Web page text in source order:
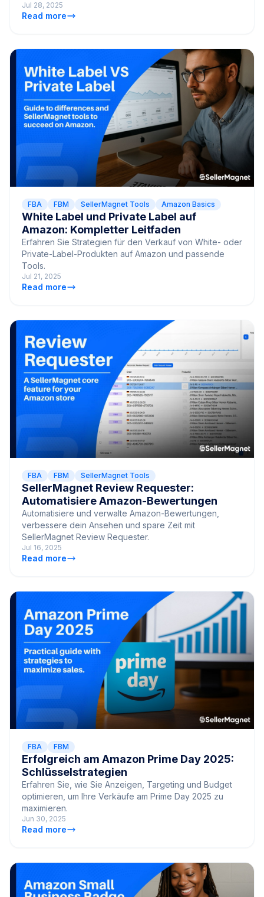
Jul 28, 2025
Read more
FBA FBM SellerMagnet Tools Amazon Basics
White Label und Private Label auf
Amazon: Kompletter Leitfaden
Erfahren Sie Strategien für den Verkauf von White- oder
Private-Label-Produkten auf Amazon und passende
Tools.
Jul 21, 2025
Read more
FBA FBM SellerMagnet Tools
SellerMagnet Review Requester:
Automatisiere Amazon-Bewertungen
Automatisiere und verwalte Amazon-Bewertungen,
verbessere dein Ansehen und spare Zeit mit
SellerMagnet Review Requester.
Jul 16, 2025
Read more
FBA FBM
Erfolgreich am Amazon Prime Day 2025:
Schlüsselstrategien
Erfahren Sie, wie Sie Anzeigen, Targeting und Budget
optimieren, um Ihre Verkäufe am Prime Day 2025 zu
maximieren.
Jun 30, 2025
Read more